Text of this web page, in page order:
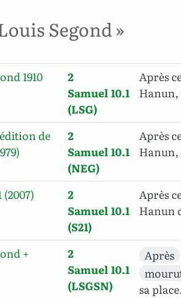
Segond »
1910
2
Samuel 10.1
(LSG)
Après
Hanun,
de
2
Samuel 10.1
(NEG)
Après
Hanun,
(2007)
2
Samuel 10.1
(S21)
Après
Hanun
+
2
Samuel 10.1
(LSGSN)
Après
sa